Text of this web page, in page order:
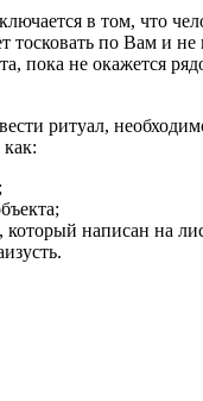
в том, что
тосковать по Вам и
пока не окажется
ритуал,
который написан на